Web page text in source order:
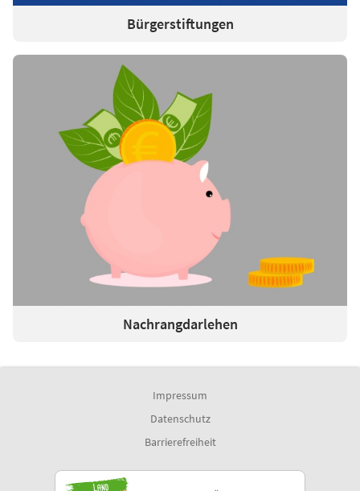
Bürgerstiftungen
Nachrangdarlehen
Impressum
Datenschutz
Barrierefreiheit